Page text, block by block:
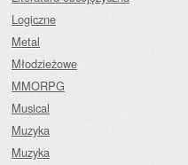
Logiczne
Metal
Młodzieżowe
MMORPG
Musical
Muzyka
Muzyka